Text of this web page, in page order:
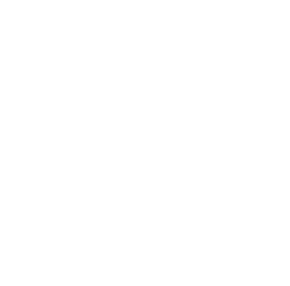
ở xa nó (Hỏa Ngục).